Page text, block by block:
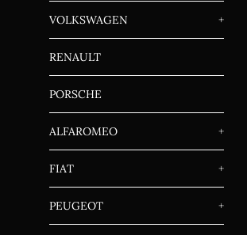
VOLKSWAGEN +
RENAULT
PORSCHE
ALFAROMEO +
FIAT +
PEUGEOT +